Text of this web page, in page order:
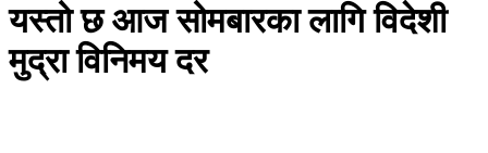
यस्तो छ आज सोमबारका लागि विदेशी
मुद्रा विनिमय दर